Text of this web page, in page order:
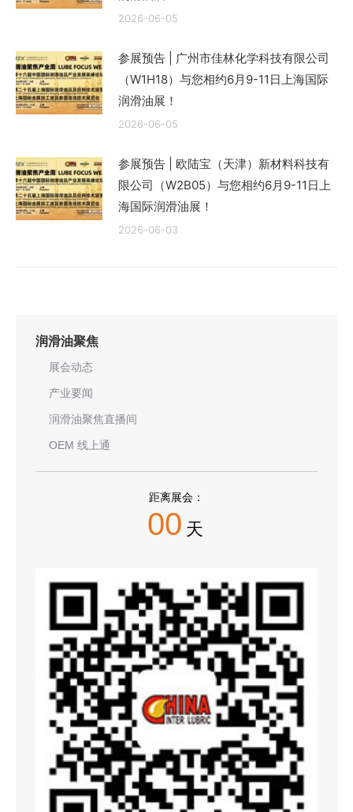
2026-06-05
参展预告 | 广州市佳林化学科技有限公司
（W1H18）与您相约6月9-11日上海国际
润滑油展！
2026-06-05
参展预告 | 欧陆宝（天津）新材料科技有
限公司（W2B05）与您相约6月9-11日上
海国际润滑油展！
2026-06-03
润滑油聚焦
展会动态
产业要闻
润滑油聚焦直播间
OEM 线上通
距离展会：
00 天